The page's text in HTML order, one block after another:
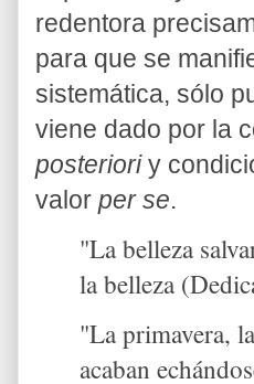
redentora
para que se
sistemática, sólo
viene dado por la
posterioriy
valor per se.
"La belleza
la belleza
"La primavera,
acaban